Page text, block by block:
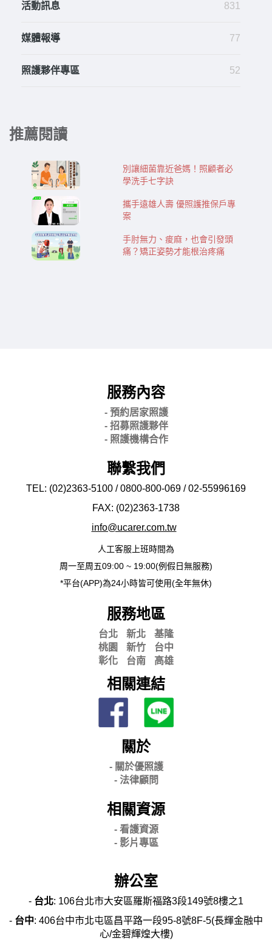
活動訊息 831
媒體報導 77
照護夥伴專區 52
推薦閱讀
別讓細菌靠近爸媽！照顧者必
學洗手七字訣
攜手遠雄人壽 優照護推保戶專
案
手肘無力、痠麻，也會引發頭
痛？矯正姿勢才能根治疼痛
服務內容
- 預約居家照護
- 招募照護夥伴
- 照護機構合作
聯繫我們
TEL: (02)2363-5100 / 0800-800-069 / 02-55996169
FAX: (02)2363-1738
info@ucarer.com.tw
人工客服上班時間為
周一至周五09:00 ~ 19:00(例假日無服務)
*平台(APP)為24小時皆可使用(全年無休)
服務地區
台北 新北
基隆
桃園
新竹
台中
彰化
台南 高雄
相關連結
關於
- 關於優照護
- 法律顧問
相關資源
- 看護資源
- 影片專區
辦公室
- 台北: 106台北市大安區羅斯福路3段149號8樓之1
- 台中: 406台中市北屯區昌平路一段95-8號8F-5(長輝金融中
心/金碧輝煌大樓)